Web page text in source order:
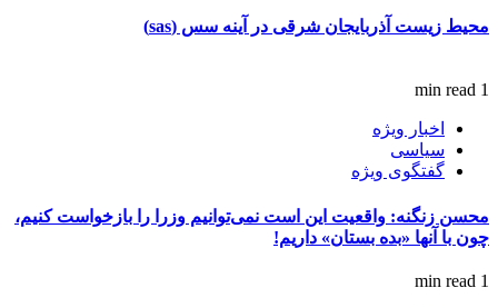
محیط زیست آذربایجان شرقی در آینه سس (sas)
1 min read
اخبار ویژه
سیاسی
گفتگوی ویژه
محسن زنگنه: واقعیت این است نمی‌توانیم وزرا را بازخواست کنیم،
چون با آنها «بده بستان» داریم!
1 min read